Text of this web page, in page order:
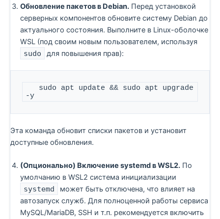
Обновление пакетов в Debian. Перед установкой
серверных компонентов обновите систему Debian до
актуального состояния. Выполните в Linux-оболочке
WSL (под своим новым пользователем, используя
sudo для повышения прав):
-y
Эта команда обновит списки пакетов и установит
доступные обновления.
(Опционально) Включение systemd в WSL2. По
умолчанию в WSL2 система инициализации
systemd
может быть отключена, что влияет на
автозапуск служб. Для полноценной работы сервиса
MySQL/MariaDB, SSH и т.п. рекомендуется включить